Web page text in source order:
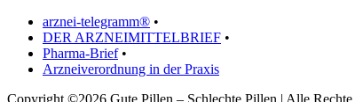
arznei-telegramm® •
DER ARZNEIMITTELBRIEF •
Pharma-Brief•
Arzneiverordnung in der Praxis
Copyright ©2026 Gute Pillen – Schlechte Pillen | Alle Rechte